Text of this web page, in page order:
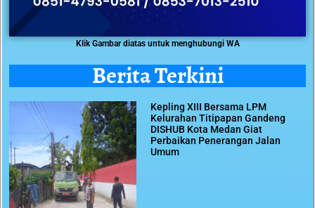
Klik Gambar diatas untuk menghubungi WA
Berita Terkini
Kepling XIII Bersama LPM
Kelurahan Titipapan Gandeng
DISHUB Kota Medan Giat
Perbaikan Penerangan Jalan
Umum